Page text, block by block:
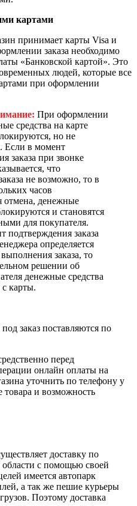
картами
принимает карты Visa и
заказа необходимо
«Банковской картой». Это
людей, которые все
при оформлении
При оформлении
средства на карте
но не
Если в момент
заказа при звонке
что
не возможно, то в
часов
отмена, денежные
и становятся
для покупателя.
подтверждения заказа
определяется
заказа, то
решении об
денежные средства
карты.
заказ поставляются по
перед
онлайн оплаты на
уточнить по телефону у
товара и возможность
доставку по
с помощью своей
имеется автопарк
а так же пешие курьеры
Поэтому доставка